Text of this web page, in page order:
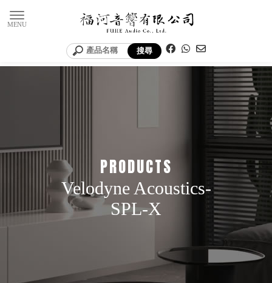
Velodyne Acoustics-
SPL-X